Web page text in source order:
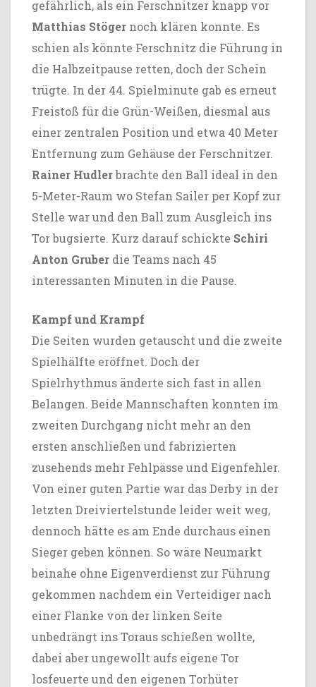
gefährlich, als ein Ferschnitzer knapp vor
Matthias Stöger noch klären konnte. Es
schien als könnte Ferschnitz die Führung in
die Halbzeitpause retten, doch der Schein
trügte. In der 44. Spielminute gab es erneut
Freistoß für die Grün-Weißen, diesmal aus
einer zentralen Position und etwa 40 Meter
Entfernung zum Gehäuse der Ferschnitzer.
Rainer Hudlerbrachte den Ball ideal in den
5-Meter-Raum wo Stefan Sailer per Kopf zur
Stelle war und den Ball zum Ausgleich ins
Tor bugsierte. Kurz darauf schickte Schiri
Anton Gruber die Teams nach 45
interessanten Minuten in die Pause.
Kampf und Krampf
Die Seiten wurden getauscht und die zweite
Spielhälfte eröffnet. Doch der
Spielrhythmus änderte sich fast in allen
Belangen. Beide Mannschaften konnten im
zweiten Durchgang nicht mehr an den
ersten anschließen und fabrizierten
zusehends mehr Fehlpässe und Eigenfehler.
Von einer guten Partie war das Derby in der
letzten Dreiviertelstunde leider weit weg,
dennoch hätte es am Ende durchaus einen
Sieger geben können. So wäre Neumarkt
beinahe ohne Eigenverdienst zur Führung
gekommen nachdem ein Verteidiger nach
einer Flanke von der linken Seite
unbedrängt ins Toraus schießen wollte,
dabei aber ungewollt aufs eigene Tor
losfeuerte und den eigenen Torhüter